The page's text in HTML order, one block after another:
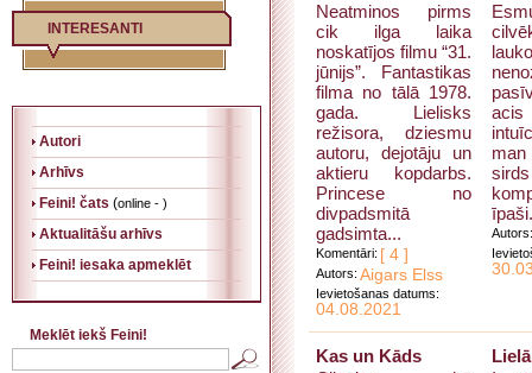
INTERESANTI
Autori
Arhīvs
Feini! čats (online - )
Aktualitāšu arhīvs
Feini! iesaka apmeklēt
Meklēt iekš Feini!
Neatminos pirms
cik ilga laika
noskatījos filmu “31.
jūnijs”. Fantastikas
filma no tālā 1978.
gada. Lielisks
režisora, dziesmu
autoru, dejotāju un
aktieru kopdarbs.
Princese no
divpadsmitā
gadsimta...
Komentāri: [ 4 ]
Autors: Aigars Elss
Ievietošanas datums:
04.08.2021
Autors:
Kas un Kāds